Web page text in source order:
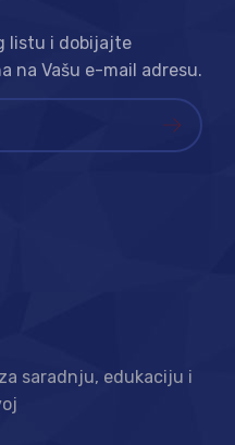
listu i dobijajte
na Vašu e-mail adresu.
saradnju, edukaciju i